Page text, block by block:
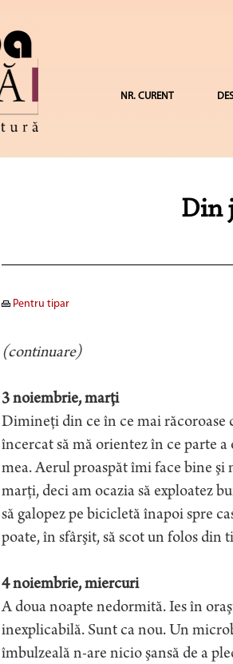
NR. CURENT
Din
Pentru tipar
(continuare)
3 noiembrie, marţi
Dimineţi din ce în ce mai răcoroase
încercat să mă orientez în ce parte
mea. Aerul proaspăt îmi face bine
marţi, deci am ocazia să exploatez
să galopez pe bicicletă înapoi spre
poate, în sfârşit, să scot un folos din
4 noiembrie, miercuri
A doua noapte nedormită. Ies în
inexplicabilă. Sunt ca nou. Un
îmbulzeală n-are nicio şansă de a